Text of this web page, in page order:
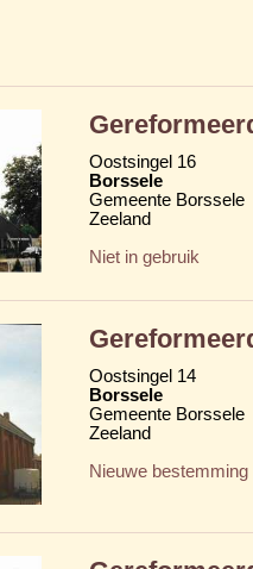
Oostsingel 16
Borssele
Gemeente Borssele
Zeeland
Niet in gebruik
Oostsingel 14
Borssele
Gemeente Borssele
Zeeland
Nieuwe bestemming